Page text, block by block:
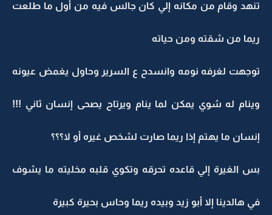
تنهد وقام من مكانه إلي كان جالس فيه من أول ما طلعت
ريما من شقته ومن حياته
توجهت لغرفه نومه وانسدح ع السرير وحاول يغمض عيونه
وينام له شوي يمكن لما ينام ويرتاح يصحى إنسان ثاني !!!
إنسان ما يهتم إذا ريما صارت لشخص غيره أو لا؟؟؟
بس الغيرة إلي قاعده تحرقه وتكوي قلبه مخليته ما يشوف
في هالدينا إلا أبو زيد وبيده ريما وحاس بحيرة كبيرة